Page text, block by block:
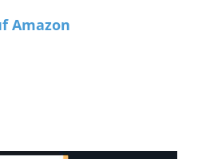
Amazon